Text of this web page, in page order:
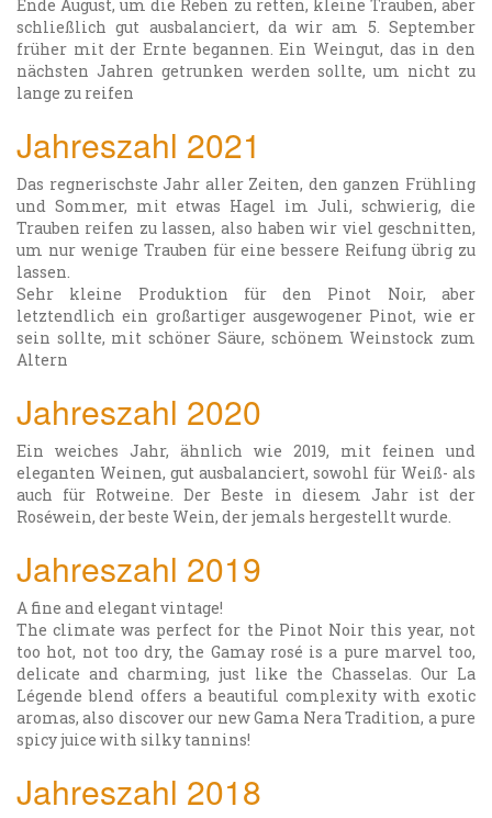
Ende August, um die Reben zu retten, kleine Trauben, aber
schließlich gut ausbalanciert, da wir am 5. September
früher mit der Ernte begannen. Ein Weingut, das in den
nächsten Jahren getrunken werden sollte, um nicht zu
lange zu reifen
Jahreszahl 2021
Das regnerischste Jahr aller Zeiten, den ganzen Frühling
und Sommer, mit etwas Hagel im Juli, schwierig, die
Trauben reifen zu lassen, also haben wir viel geschnitten,
um nur wenige Trauben für eine bessere Reifung übrig zu
lassen.
Sehr kleine Produktion für den Pinot Noir, aber
letztendlich ein großartiger ausgewogener Pinot, wie er
sein sollte, mit schöner Säure, schönem Weinstock zum
Altern
Jahreszahl 2020
Ein weiches Jahr, ähnlich wie 2019, mit feinen und
eleganten Weinen, gut ausbalanciert, sowohl für Weiß- als
auch für Rotweine. Der Beste in diesem Jahr ist der
Roséwein, der beste Wein, der jemals hergestellt wurde.
Jahreszahl 2019
A fine and elegant vintage!
The climate was perfect for the Pinot Noir this year, not
too hot, not too dry, the Gamay rosé is a pure marvel too,
delicate and charming, just like the Chasselas. Our La
Légende blend offers a beautiful complexity with exotic
aromas, also discover our new Gama Nera Tradition, a pure
spicy juice with silky tannins!
Jahreszahl 2018